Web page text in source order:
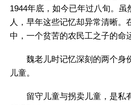
1944年底，如今已年过八旬。虽
人，早年这些记忆却异常清晰。
中，一个贫苦的农民工之子的命
魏老儿时记忆深刻的两个身
儿童。
留守儿童与拐卖儿童，是私